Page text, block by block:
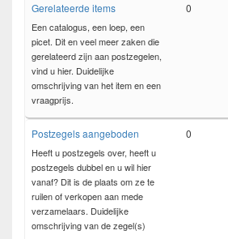
Gerelateerde items
Een catalogus, een loep, een
picet. Dit en veel meer zaken die
gerelateerd zijn aan postzegelen,
vind u hier. Duidelijke
omschrijving van het item en een
vraagprijs.
0
Postzegels aangeboden
Heeft u postzegels over, heeft u
postzegels dubbel en u wil hier
vanaf? Dit is de plaats om ze te
ruilen of verkopen aan mede
verzamelaars. Duidelijke
omschrijving van de zegel(s)
0